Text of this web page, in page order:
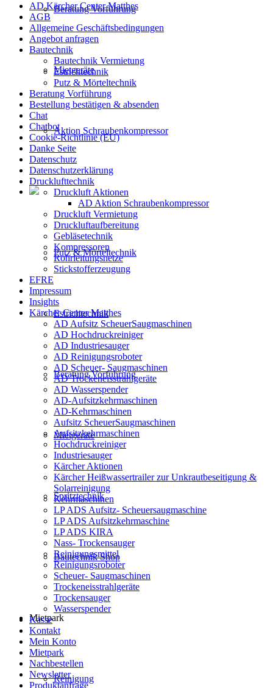
Beratung Vorführung
Mietgeräte
Aktion Schraubenkompressor
Putz & Mörteltechnik
Estrichtechnik
Beratung Vorführung
Mietgeräte
Spritztechnik
Bautechnik Shop
Mietpark
Reinigung
AD Kärcher Center Matthes
AGB
Allgemeine Geschäftsbedingungen
Angebot anfragen
Bautechnik
Bautechnik Vermietung
Estrichtechnik
Putz & Mörteltechnik
Beratung Vorführung
Bestellung bestätigen & absenden
Chat
Chatbot
Cookie-Richtlinie (EU)
Danke Seite
Datenschutz
Datenschutzerklärung
Drucklufttechnik
Druckluft Aktionen
AD Aktion Schraubenkompressor
Druckluft Vermietung
Druckluftaufbereitung
Gebläsetechnik
Kompressoren
Rohrleitungsnetze
Stickstofferzeugung
EFRE
Impressum
Insights
Kärcher Center Matthes
AD Aufsitz ScheuerSaugmaschinen
AD Hochdruckreiniger
AD Industriesauger
AD Reinigungsroboter
AD Scheuer- Saugmaschinen
AD Trockeneisstrahlgeräte
AD Wasserspender
AD-Aufsitzkehrmaschinen
AD-Kehrmaschinen
Aufsitz ScheuerSaugmaschinen
Aufsitzkehrmaschinen
Hochdruckreiniger
Industriesauger
Kärcher Aktionen
Kärcher Heißwassertrailer zur Unkrautbeseitigung &
Solarreinigung
Kehrmaschinen
LP ADS Aufsitz- Scheuersaugmaschine
LP ADS Aufsitzkehrmaschine
LP ADS KIRA
Nass- Trockensauger
Reinigungsmittel
Reinigungsroboter
Scheuer- Saugmaschinen
Trockeneisstrahlgeräte
Trockensauger
Wasserspender
Kasse
Kontakt
Mein Konto
Mietpark
Nachbestellen
Newsletter
Produktanfrage